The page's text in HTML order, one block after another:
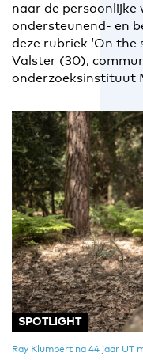
naar de persoonlijke
ondersteunend- en
deze rubriek ‘On the
Valster (30),
onderzoeksinstituut
SPOTLIGHT
Ray Klumpert na 44 jaar UT